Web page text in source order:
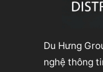
Du Hưng
nghệ thông